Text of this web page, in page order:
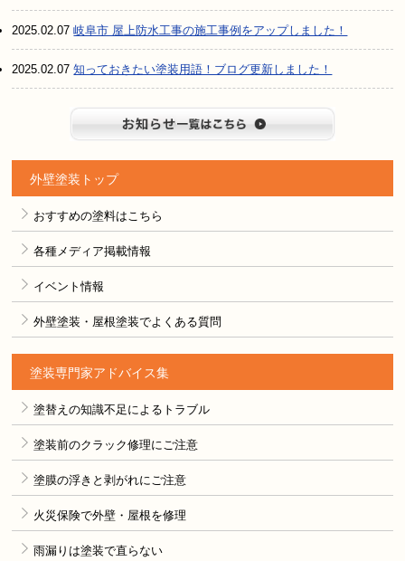
2025.02.07岐阜市 屋上防水工事の施工事例をアップしました！
2025.02.07知っておきたい塗装用語！ブログ更新しました！
外壁塗装トップ
おすすめの塗料はこちら
各種メディア掲載情報
イベント情報
外壁塗装・屋根塗装でよくある質問
塗装専門家アドバイス集
塗替えの知識不足によるトラブル
塗装前のクラック修理にご注意
塗膜の浮きと剥がれにご注意
火災保険で外壁・屋根を修理
雨漏りは塗装で直らない